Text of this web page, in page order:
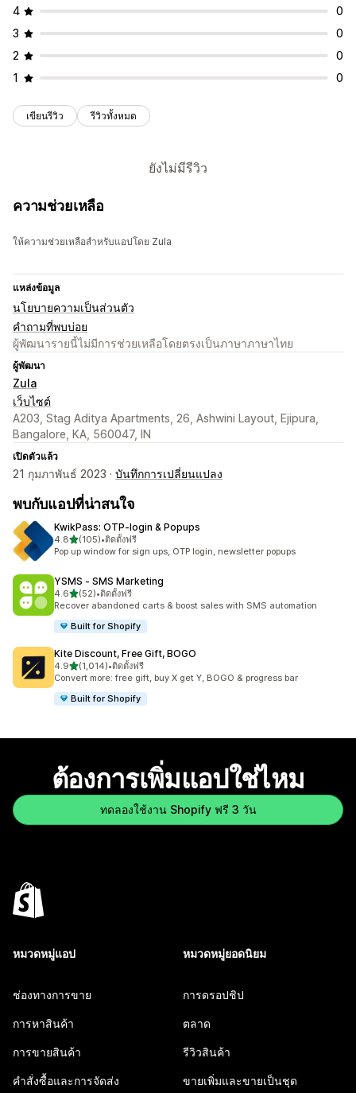
4
0
3
0
2
0
1
0
เขียนรีวิว รีวิวทั้งหมด
ยังไม่มีรีวิว
ความช่วยเหลือ
ให้ความช่วยเหลือสำหรับแอปโดย Zula
แหล่งข้อมูล
นโยบายความเป็นส่วนตัว
คำถามที่พบบ่อย
ผู้พัฒนารายนี้ไม่มีการช่วยเหลือโดยตรงเป็นภาษาภาษาไทย
ผู้พัฒนา
Zula
เว็บไซต์
A203, Stag Aditya Apartments, 26, Ashwini Layout, Ejipura,
Bangalore, KA, 560047, IN
เปิดตัวแล้ว
21 กุมภาพันธ์ 2023 · บันทึกการเปลี่ยนแปลง
พบกับแอปที่น่าสนใจ
KwikPass: OTP‑login & Popups
4.8เต็ม 5 ดาว
(105)
ทั้งหมด 105 รีวิว
•ติดตั้งฟรี
Pop up window for sign ups, OTP login, newsletter popups
YSMS ‑ SMS Marketing
4.6เต็ม 5 ดาว
(52)
ทั้งหมด 52 รีวิว
•ติดตั้งฟรี
Recover abandoned carts & boost sales with SMS automation
Built for Shopify
Kite Discount, Free Gift, BOGO
4.9เต็ม 5 ดาว
(1,014)
ทั้งหมด 1014 รีวิว
•ติดตั้งฟรี
Convert more: free gift, buy X get Y, BOGO & progress bar
Built for Shopify
ต้องการเพิ่มแอปใช่ไหม
ทดลองใช้งาน Shopify ฟรี 3 วัน
หมวดหมู่แอป
ช่องทางการขาย
การหาสินค้า
การขายสินค้า
คำสั่งซื้อและการจัดส่ง
หมวดหมู่ยอดนิยม
การดรอปชิป
ตลาด
รีวิวสินค้า
ขายเพิ่มและขายเป็นชุด